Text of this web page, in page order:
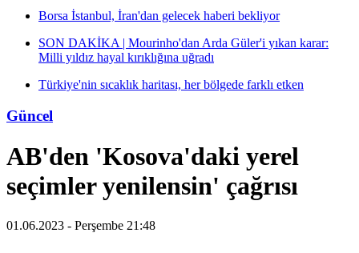
Borsa İstanbul, İran'dan gelecek haberi bekliyor
SON DAKİKA | Mourinho'dan Arda Güler'i yıkan karar:
Milli yıldız hayal kırıklığına uğradı
Türkiye'nin sıcaklık haritası, her bölgede farklı etken
Güncel
AB'den 'Kosova'daki yerel
seçimler yenilensin' çağrısı
01.06.2023 - Perşembe 21:48